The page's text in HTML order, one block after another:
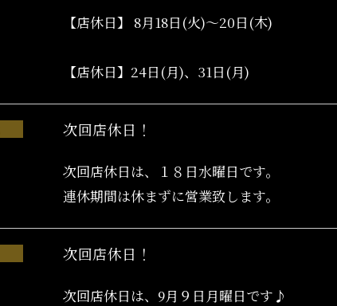
【店休日】 8月18日(火)～20日(木)
【店休日】24日(月)、31日(月)
次回店休日！
次回店休日は、１８日水曜日です。
連休期間は休まずに営業致します。
次回店休日！
次回店休日は、9月９日月曜日です♪